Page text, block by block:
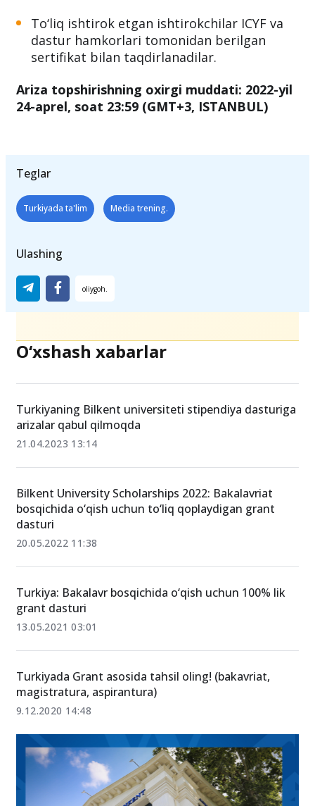
To‘liq ishtirok etgan ishtirokchilar ICYF va
dastur hamkorlari tomonidan berilgan
sertifikat bilan taqdirlanadilar.
Ariza topshirishning oxirgi muddati: 2022-yil
24-aprel, soat 23:59 (GMT+3, ISTANBUL)
Teglar
Turkiyada ta'lim Media trening.
Ulashing
O‘xshash xabarlar
Turkiyaning Bilkent universiteti stipendiya dasturiga
arizalar qabul qilmoqda
21.04.2023 13:14
Bilkent University Scholarships 2022: Bakalavriat
bosqichida o‘qish uchun to‘liq qoplaydigan grant
dasturi
20.05.2022 11:38
Turkiya: Bakalavr bosqichida o‘qish uchun 100% lik
grant dasturi
13.05.2021 03:01
Turkiyada Grant asosida tahsil oling! (bakavriat,
magistratura, aspirantura)
9.12.2020 14:48